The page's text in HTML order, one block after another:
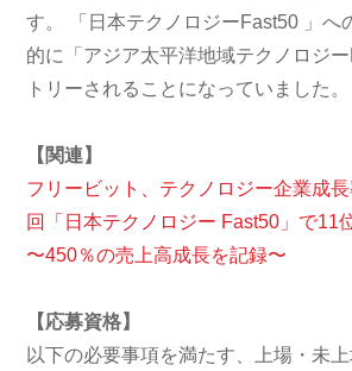
す。 「日本テクノロジーFast50 」へ
的に「アジア太平洋地域テクノロジ
トリーされることになっていました。
【関連】
フリービット、テクノロジー企業成
回「日本テクノロジー Fast50」で11
〜450％の売上高成長を記録〜
【応募資格】
以下の必要事項を満たす、上場・未